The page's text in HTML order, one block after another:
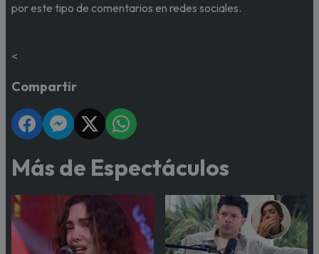
por este tipo de comentarios en redes sociales.
<
Compartir
Más de Espectáculos